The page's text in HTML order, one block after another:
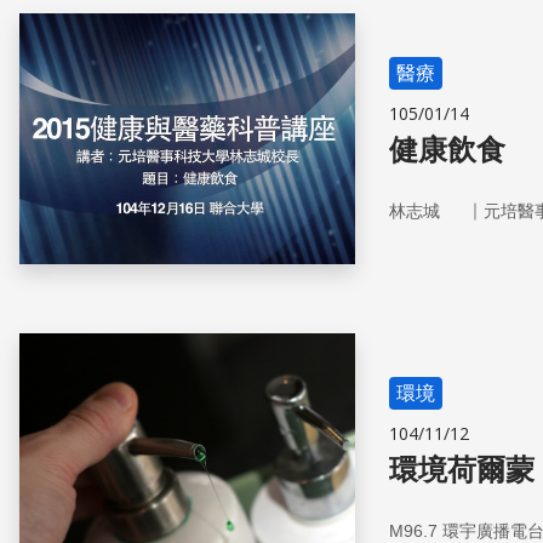
醫療
105/01/14
健康飲食
林志城 ｜ 元培醫
環境
104/11/12
環境荷爾蒙
M96.7 環宇廣播電台